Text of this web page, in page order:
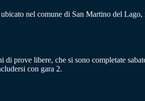
nel comune di San Martino del
prove libere, che si sono completate
con gara 2.